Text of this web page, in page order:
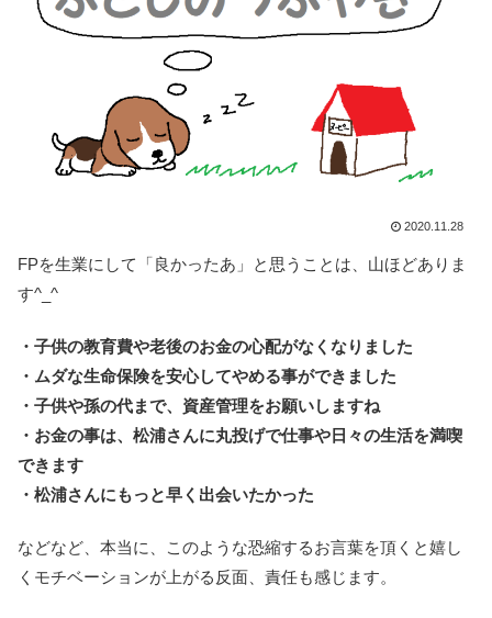
2020.11.28
FPを生業にして「良かったあ」と思うことは、山ほどありま
す^_^
・子供の教育費や老後のお金の心配がなくなりました
・ムダな生命保険を安心してやめる事ができました
・子供や孫の代まで、資産管理をお願いしますね
・お金の事は、松浦さんに丸投げで仕事や日々の生活を満喫
できます
・松浦さんにもっと早く出会いたかった
などなど、本当に、このような恐縮するお言葉を頂くと嬉し
くモチベーションが上がる反面、責任も感じます。